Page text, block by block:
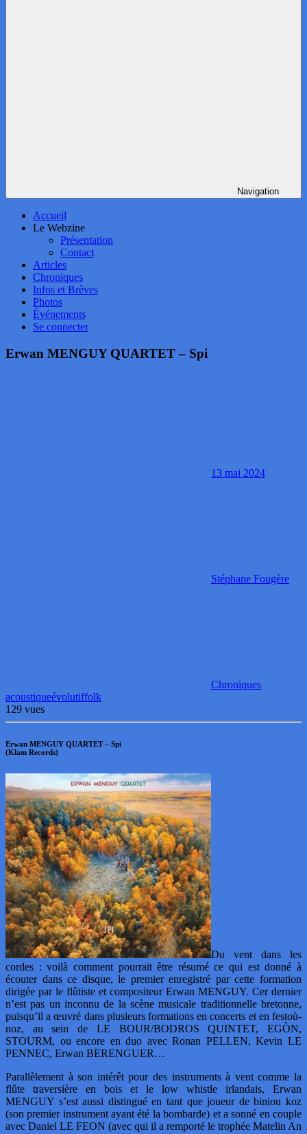
Navigation
Accueil
Le Webzine
Présentation
Contact
Articles
Chroniques
Infos et Brèves
Photos
Événements
Se connecter
Erwan MENGUY QUARTET – Spi
13 mai 2024
Stéphane Fougère
Chroniques
acoustiqueévolutiffolk
129 vues
Erwan MENGUY QUARTET – Spi
(Klam Records)
Du vent dans les
cordes : voilà comment pourrait être résumé ce qui est donné à
écouter dans ce disque, le premier enregistré par cette formation
dirigée par le flûtiste et compositeur Erwan MENGUY. Cer dernier
n’est pas un inconnu de la scène musicale traditionnelle bretonne,
puisqu’il a œuvré dans plusieurs formations en concerts et en festoù-
noz, au sein de LE BOUR/BODROS QUINTET, EGÒN,
STOURM, ou encore en duo avec Ronan PELLEN, Kevin LE
PENNEC, Erwan BERENGUER…
Parallèlement à son intérêt pour des instruments à vent comme la
flûte traversière en bois et le low whistle irlandais, Erwan
MENGUY s’est aussi distingué en tant que joueur de biniou koz
(son premier instrument ayant été la bombarde) et a sonné en couple
avec Daniel LE FEON (avec qui il a remporté le trophée Matelin An